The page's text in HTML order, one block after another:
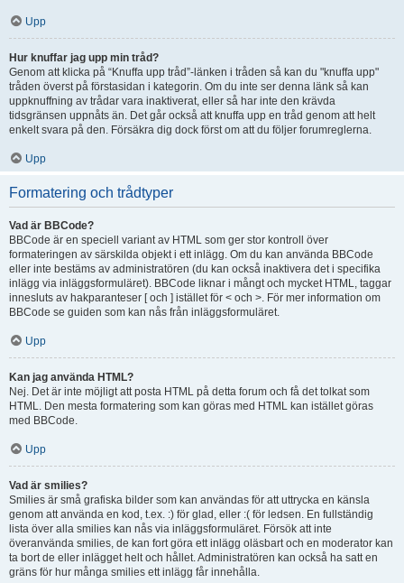
Upp
Hur knuffar jag upp min tråd?
Genom att klicka på “Knuffa upp tråd”-länken i tråden så kan du "knuffa upp"
tråden överst på förstasidan i kategorin. Om du inte ser denna länk så kan
uppknuffning av trådar vara inaktiverat, eller så har inte den krävda
tidsgränsen uppnåts än. Det går också att knuffa upp en tråd genom att helt
enkelt svara på den. Försäkra dig dock först om att du följer forumreglerna.
Upp
Formatering och trådtyper
Vad är BBCode?
BBCode är en speciell variant av HTML som ger stor kontroll över
formateringen av särskilda objekt i ett inlägg. Om du kan använda BBCode
eller inte bestäms av administratören (du kan också inaktivera det i specifika
inlägg via inläggsformuläret). BBCode liknar i mångt och mycket HTML, taggar
innesluts av hakparanteser [ och ] istället för < och >. För mer information om
BBCode se guiden som kan nås från inläggsformuläret.
Upp
Kan jag använda HTML?
Nej. Det är inte möjligt att posta HTML på detta forum och få det tolkat som
HTML. Den mesta formatering som kan göras med HTML kan istället göras
med BBCode.
Upp
Vad är smilies?
Smilies är små grafiska bilder som kan användas för att uttrycka en känsla
genom att använda en kod, t.ex. :) för glad, eller :( för ledsen. En fullständig
lista över alla smilies kan nås via inläggsformuläret. Försök att inte
överanvända smilies, de kan fort göra ett inlägg oläsbart och en moderator kan
ta bort de eller inlägget helt och hållet. Administratören kan också ha satt en
gräns för hur många smilies ett inlägg får innehålla.